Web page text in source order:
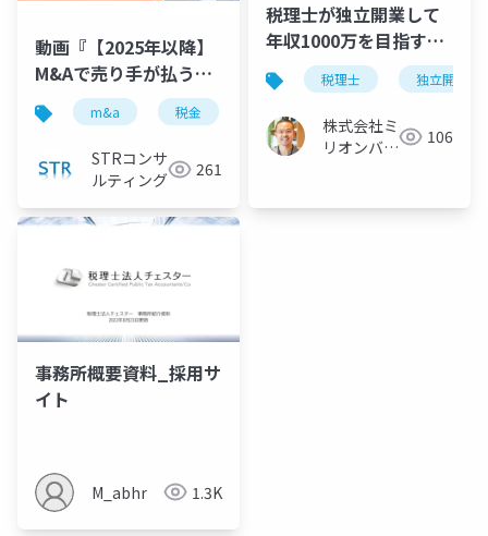
動画『【2025年以降】
M&Aで売り手が払う税
金を専門税理士が整理
して解説！ 』で投影し
m&a 税金
STRコンサ
ルティング
261
税理士が独立開業して
年収1000万を目指すホ
ームページ集客3ステッ
プ
税理士 独立開業
株式会社ミ
リオンバリ
106
事務所概要資料_採用サ
イト
M_abhr 1.3K